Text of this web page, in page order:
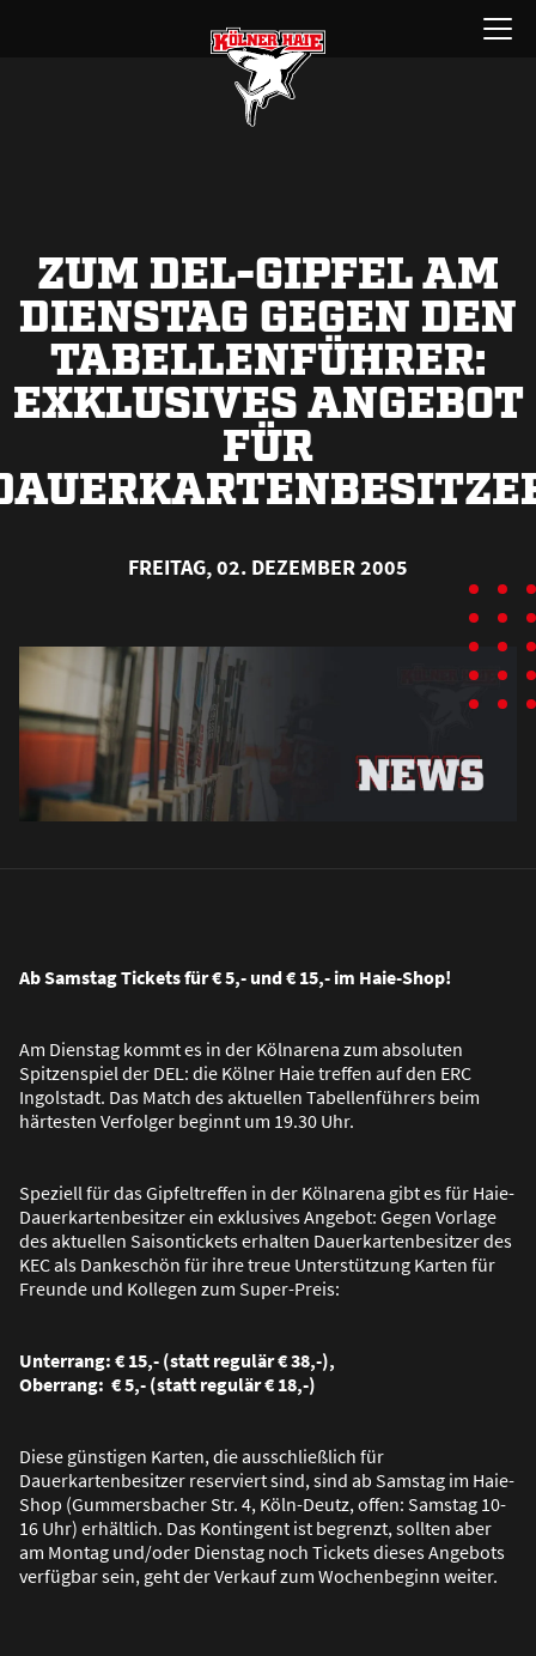
Menü
öffnen
ZUM DEL-GIPFEL AM
DIENSTAG GEGEN DEN
TABELLENFÜHRER:
EXKLUSIVES ANGEBOT
FÜR
FREITAG, 02. DEZEMBER 2005
Ab Samstag Tickets für € 5,- und € 15,- im Haie-Shop!
Am Dienstag kommt es in der Kölnarena zum absoluten
Spitzenspiel der DEL: die Kölner Haie treffen auf den ERC
Ingolstadt. Das Match des aktuellen Tabellenführers beim
härtesten Verfolger beginnt um 19.30 Uhr.
Speziell für das Gipfeltreffen in der Kölnarena gibt es für Haie-
Dauerkartenbesitzer ein exklusives Angebot: Gegen Vorlage
des aktuellen Saisontickets erhalten Dauerkartenbesitzer des
KEC als Dankeschön für ihre treue Unterstützung Karten für
Freunde und Kollegen zum Super-Preis:
Unterrang: € 15,- (statt regulär € 38,-),
Oberrang: € 5,- (statt regulär € 18,-)
Diese günstigen Karten, die ausschließlich für
Dauerkartenbesitzer reserviert sind, sind ab Samstag im Haie-
Shop (Gummersbacher Str. 4, Köln-Deutz, offen: Samstag 10-
16 Uhr) erhältlich. Das Kontingent ist begrenzt, sollten aber
am Montag und/oder Dienstag noch Tickets dieses Angebots
verfügbar sein, geht der Verkauf zum Wochenbeginn weiter.